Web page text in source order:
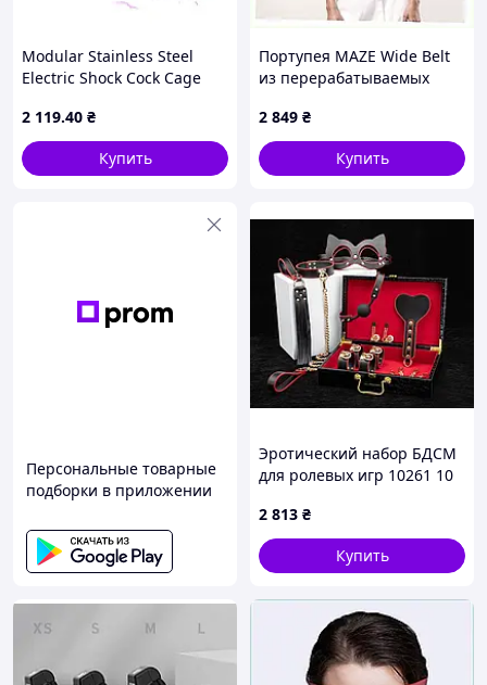
Modular Stainless Steel
Electric Shock Cock Cage
Small large PTR
2 119.40 ₴
Купить
Портупея MAZE Wide Belt
из перерабатываемых
2 849 ₴
Купить
Персональные товарные
подборки в приложении
Эротический набор БДСМ
для ролевых игр 10261 10
pelican
2 813 ₴
Купить